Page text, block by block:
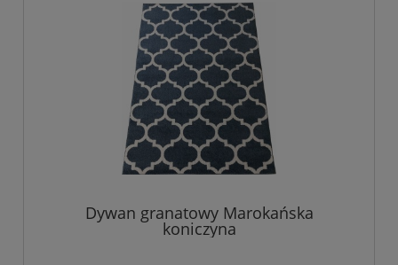
Dywan granatowy Marokańska
koniczyna